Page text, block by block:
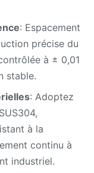
: Espacement
précise du
à ± 0,01
stable.
: Adoptez
à la
continu à
industriel.